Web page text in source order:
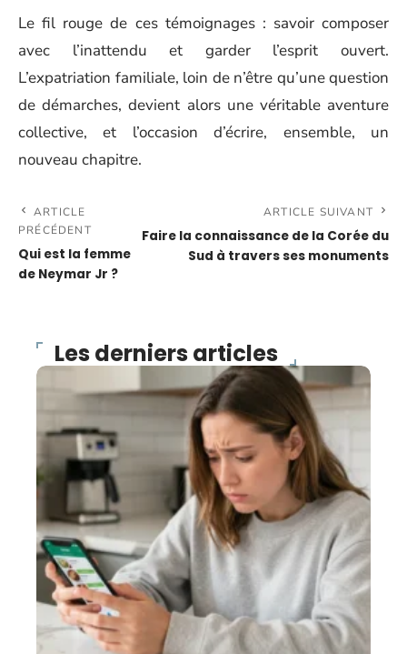
Le fil rouge de ces témoignages : savoir composer
avec l’inattendu et garder l’esprit ouvert.
L’expatriation familiale, loin de n’être qu’une question
de démarches, devient alors une véritable aventure
collective, et l’occasion d’écrire, ensemble, un
nouveau chapitre.
ARTICLE
PRÉCÉDENT
Qui est la femme
de Neymar Jr ?
ARTICLE SUIVANT
Faire la connaissance de la Corée du
Sud à travers ses monuments
Les derniers articles